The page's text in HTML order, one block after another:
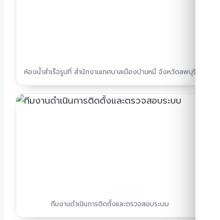
ห้องน้ำสำเร็จรูปที่ สํานักงานเทศบาลเมืองบ้านหมี่ จังหวัดลพบุรี
ทีมงานดำเนินการติดตั้งและตรวจสอบระบบ